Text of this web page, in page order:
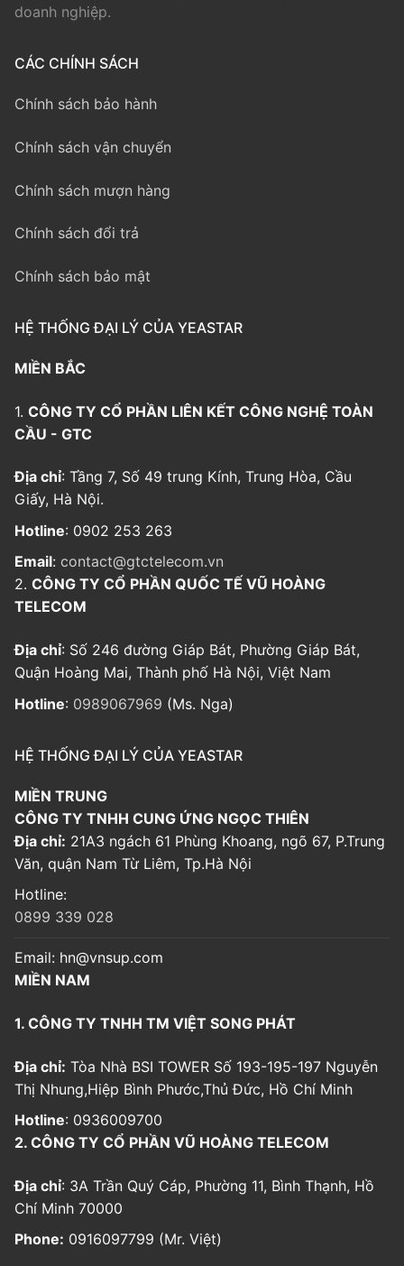
doanh nghiệp.
CÁC CHÍNH SÁCH
Chính sách bảo hành
Chính sách vận chuyển
Chính sách mượn hàng
Chính sách đổi trả
Chính sách bảo mật
HỆ THỐNG ĐẠI LÝ CỦA YEASTAR
MIỀN BẮC
1. CÔNG TY CỔ PHẦN LIÊN KẾT CÔNG NGHỆ TOÀN
CẦU - GTC
Địa chỉ: Tầng 7, Số 49 trung Kính, Trung Hòa, Cầu
Giấy, Hà Nội.
Hotline: 0902 253 263
Email: contact@gtctelecom.vn
2. CÔNG TY CỔ PHẦN QUỐC TẾ VŨ HOÀNG
TELECOM
Địa chỉ: Số 246 đường Giáp Bát, Phường Giáp Bát,
Quận Hoàng Mai, Thành phố Hà Nội, Việt Nam
Hotline: 0989067969 (Ms. Nga)
HỆ THỐNG ĐẠI LÝ CỦA YEASTAR
MIỀN TRUNG
CÔNG TY TNHH CUNG ỨNG NGỌC THIÊN
Địa chỉ: 21A3 ngách 61 Phùng Khoang, ngõ 67, P.Trung
Văn, quận Nam Từ Liêm, Tp.Hà Nội
Hotline:
0899 339 028
Email: hn@vnsup.com
MIỀN NAM
1. CÔNG TY TNHH TM VIỆT SONG PHÁT
Địa chỉ: Tòa Nhà BSI TOWER Số 193-195-197 Nguyễn
Thị Nhung,Hiệp Bình Phước,Thủ Đức, Hồ Chí Minh
Hotline: 0936009700
2. CÔNG TY CỔ PHẦN VŨ HOÀNG TELECOM
Địa chỉ: 3A Trần Quý Cáp, Phường 11, Bình Thạnh, Hồ
Chí Minh 70000
Phone: 0916097799 (Mr. Việt)